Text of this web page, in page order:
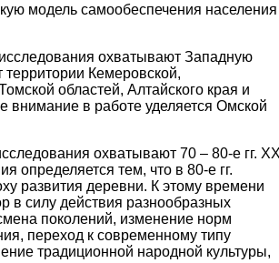
модель самообеспечения населения
охватывают Западную
Кемеровской,
областей, Алтайского края и
внимание в работе уделяется Омской
охватывают 70 – 80-е гг.
определяется тем, что в 80-е гг.
развития деревни. К этому времени
в силу действия разнообразных
поколений, изменение норм
переход к современному типу
традиционной народной культуры,